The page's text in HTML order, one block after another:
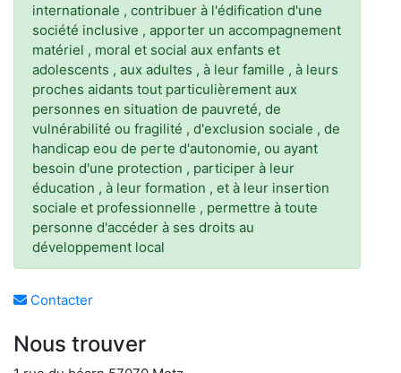
internationale , contribuer à l'édification d'une
société inclusive , apporter un accompagnement
matériel , moral et social aux enfants et
adolescents , aux adultes , à leur famille , à leurs
proches aidants tout particulièrement aux
personnes en situation de pauvreté, de
vulnérabilité ou fragilité , d'exclusion sociale , de
handicap eou de perte d'autonomie, ou ayant
besoin d'une protection , participer à leur
éducation , à leur formation , et à leur insertion
sociale et professionnelle , permettre à toute
personne d'accéder à ses droits au
développement local
Contacter
Nous trouver